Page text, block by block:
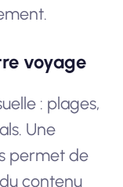
voyage
: plages,
Une
permet de
contenu